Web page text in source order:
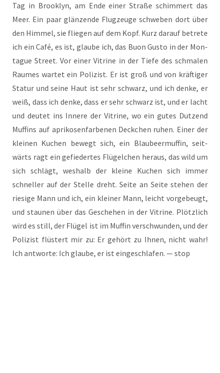
Tag in Brook­lyn, am Ende einer Stra­ße schim­mert das
Meer. Ein paar glän­zen­de Flug­zeu­ge schwe­ben dort über
den Him­mel, sie flie­gen auf dem Kopf. Kurz dar­auf betre­te
ich ein Café, es ist, glau­be ich, das Buon Gus­to in der Mon­
ta­gue Street. Vor einer Vitri­ne in der Tie­fe des schma­len
Rau­mes war­tet ein Poli­zist. Er ist groß und von kräf­ti­ger
Sta­tur und sei­ne Haut ist sehr schwarz, und ich den­ke, er
weiß, dass ich den­ke, dass er sehr schwarz ist, und er lacht
und deu­tet ins Inne­re der Vitri­ne, wo ein gutes Dut­zend
Muf­fins auf apri­ko­sen­far­be­nen Deck­chen ruhen. Einer der
klei­nen Kuchen bewegt sich, ein Blau­beer­muf­fin, seit­
wärts ragt ein gefie­der­tes Flü­gel­chen her­aus, das wild um
sich schlägt, wes­halb der klei­ne Kuchen sich immer
schnel­ler auf der Stel­le dreht. Sei­te an Sei­te ste­hen der
rie­si­ge Mann und ich, ein klei­ner Mann, leicht vor­ge­beugt,
und stau­nen über das Gesche­hen in der Vitri­ne. Plötz­lich
wird es still, der Flü­gel ist im Muf­fin ver­schwun­den, und der
Poli­zist flüs­tert mir zu: Er gehört zu Ihnen, nicht wahr!
Ich ant­wor­te: Ich glau­be, er ist ein­ge­schla­fen. — stop